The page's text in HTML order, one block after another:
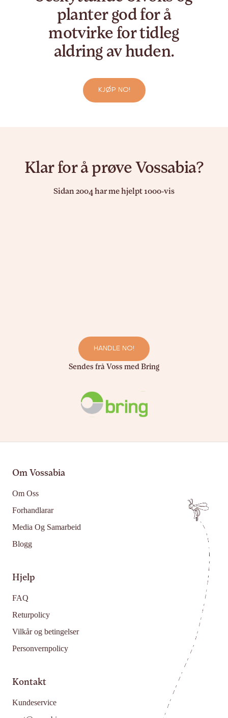
planter god for å
motvirke for tidleg
aldring av huden.
KJØP NO!
Sidan 2004 har me hjelpt 1000-vis
Klar for å prøve Vossabia?
HANDLE NO!
Sendes frå Voss med Bring
Om Vossabia
Om Oss
Forhandlarar
Media Og Samarbeid
Blogg
Hjelp
FAQ
Returpolicy
Vilkår og betingelser
Personvernpolicy
Kontakt
Kundeservice